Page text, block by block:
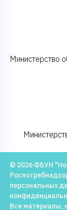
Министерство
© 2026 ФБУН
персональных
Все материалы,